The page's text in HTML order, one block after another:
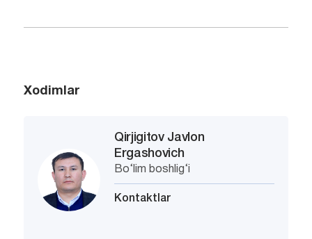
Xodimlar
Qirjigitov Javlon
Ergashovich
Bo‘lim boshlig‘i
Kontaktlar